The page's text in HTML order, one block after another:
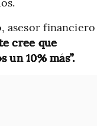
asesor financiero
cree que
10% más”.